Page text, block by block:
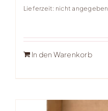
Lieferzeit: nicht angegeben
In den Warenkorb